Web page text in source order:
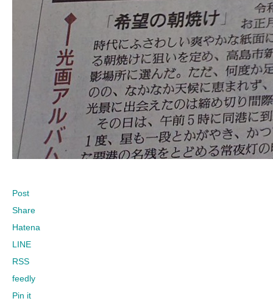
Post
Share
Hatena
LINE
RSS
feedly
Pin it